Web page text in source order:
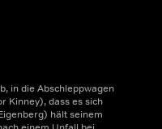
in die Abschleppwagen
Kinney), dass es sich
hält seinem